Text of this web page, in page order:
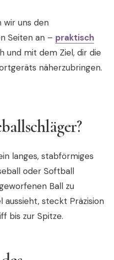
wir uns den
Seiten an – praktisch
und mit dem Ziel, dir die
näherzubringen.
langes, stabförmiges
oder Softball
Ball zu
steckt Präzision
bis zur Spitze.